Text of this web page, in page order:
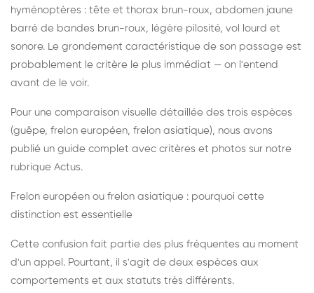
hyménoptères : tête et thorax brun-roux, abdomen jaune
barré de bandes brun-roux, légère pilosité, vol lourd et
sonore. Le grondement caractéristique de son passage est
probablement le critère le plus immédiat — on l'entend
avant de le voir.
Pour une comparaison visuelle détaillée des trois espèces
(guêpe, frelon européen, frelon asiatique), nous avons
publié un guide complet avec critères et photos sur notre
rubrique Actus.
Frelon européen ou frelon asiatique : pourquoi cette
distinction est essentielle
Cette confusion fait partie des plus fréquentes au moment
d'un appel. Pourtant, il s'agit de deux espèces aux
comportements et aux statuts très différents.